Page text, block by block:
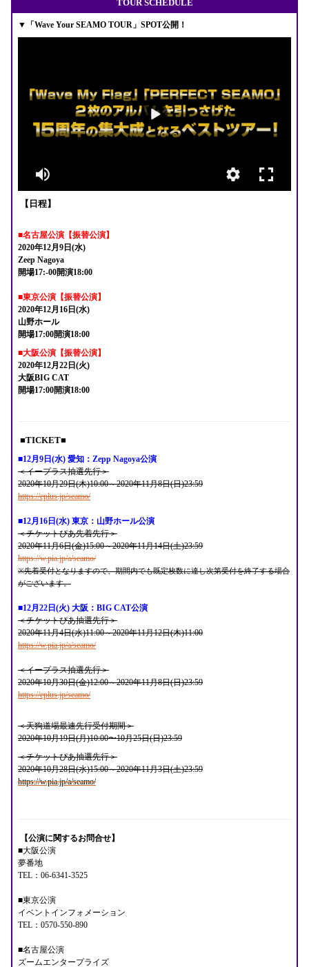
TOUR SCHEDULE
▼「Wave Your SEAMO TOUR」SPOT公開！
【日程】
■名古屋公演【振替公演】
2020年12月9日(水)
Zeep Nagoya
開場17:-00開演18:00
■東京公演【振替公演】
2020年12月16日(水)
山野ホール
開場17:00開演18:00
■大阪公演【振替公演】
2020年12月22日(火)
大阪BIG CAT
開場17:00開演18:00
■TICKET■
■12月9日(水) 愛知：Zepp Nagoya公演
＜イープラス抽選先行＞
2020年10月29日(木)10:00～2020年11月8日(日)23:59
https://eplus.jp/seamo/
■12月16日(水) 東京：山野ホール公演
＜チケットぴあ先着先行＞
2020年11月6日(金)15:00～2020年11月14日(土)23:59
https://w.pia.jp/a/seamo/
※先着受付となりますので、期間内でも既定枚数に達し次第受付を終了する場合
がございます。
■12月22日(火) 大阪：BIG CAT公演
＜チケットぴあ抽選先行＞
2020年11月4日(水)11:00～2020年11月12日(木)11:00
https://w.pia.jp/a/seamo/
＜イープラス抽選先行＞
2020年10月30日(金)12:00～2020年11月8日(日)23:59
https://eplus.jp/seamo/
＜天狗道場最速先行受付期間＞
2020年10月19日(月)10:00〜10月25日(日)23:59
＜チケットぴあ抽選先行＞
2020年10月28日(水)15:00～2020年11月3日(土)23:59
https://w.pia.jp/a/seamo/
【公演に関するお問合せ】
■大阪公演
夢番地
TEL：06-6341-3525
■東京公演
イベントインフォメーション
TEL：0570-550-890
■名古屋公演
ズームエンタープライズ